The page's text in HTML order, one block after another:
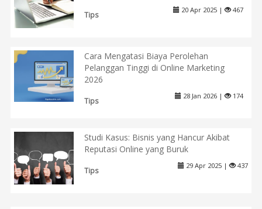
Tips
20 Apr 2025 | 467
Cara Mengatasi Biaya Perolehan
Pelanggan Tinggi di Online Marketing
2026
Tips
28 Jan 2026 | 174
Studi Kasus: Bisnis yang Hancur Akibat
Reputasi Online yang Buruk
Tips
29 Apr 2025 | 437